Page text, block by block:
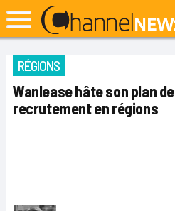
RÉGIONS
Wanlease hâte son plan de
recrutement en régions